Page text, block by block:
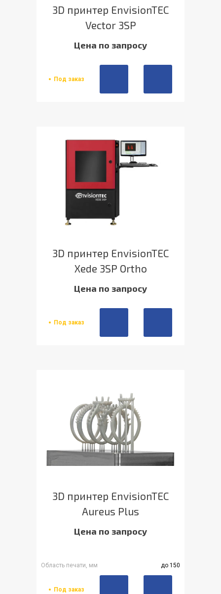
3D принтер EnvisionTEC
Vector 3SP
Цена по запросу
Под заказ
3D принтер EnvisionTEC
Xede 3SP Ortho
Цена по запросу
Под заказ
3D принтер EnvisionTEC
Aureus Plus
Цена по запросу
Область печати, мм до 150
Под заказ